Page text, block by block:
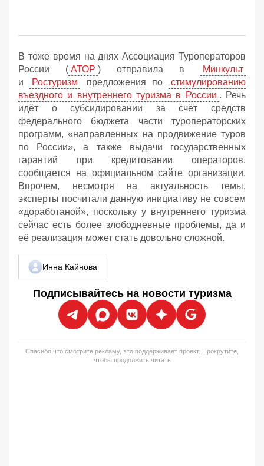
В тоже время на днях Ассоциация Туроператоров
России ( АТОР ) отправила в
Минкульт
и
Ростуризм предложения по
стимулированию
въездного и внутреннего туризма в России . Речь
идёт о субсидировании за счёт средств
федерального бюджета части туроператорских
программ, «направленных на продвижение туров
по России», а также выдачи государственных
гарантий при кредитовании операторов,
сообщается на официальном сайте организации.
Впрочем, несмотря на актуальность темы,
эксперты посчитали данную инициативу не совсем
«доработаной», поскольку у внутреннего туризма
сейчас есть более злободневные проблемы, да и
её реализация может стать довольно сложной.
Инна Кайнова
Подписывайтесь на новости туризма
Спасибо что смотрите рекламу, это поддерживает проект. Прокрутите,
чтобы продолжить читать